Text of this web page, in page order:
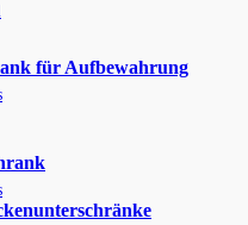
für Aufbewahrung